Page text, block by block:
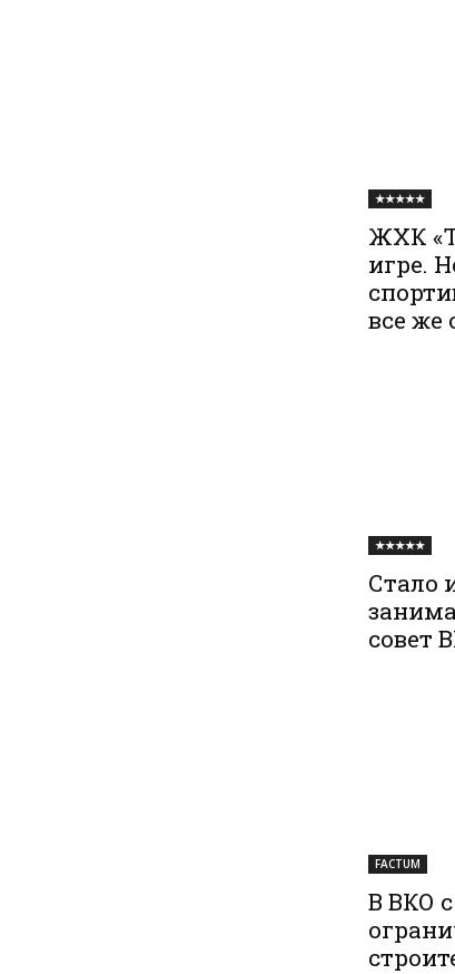
★★★★★
ЖХК
игре.
все же
★★★★★
Стало
совет
FACTUM
В ВКО